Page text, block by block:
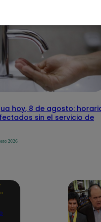
hoy, 8 de agosto:
sin el servicio de
2026